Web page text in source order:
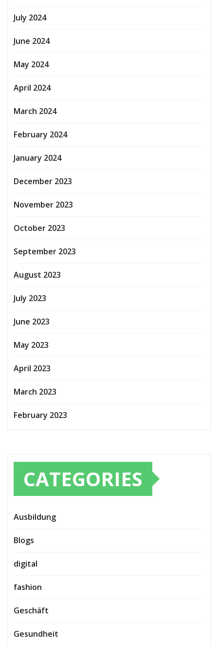
July 2024
June 2024
May 2024
April 2024
March 2024
February 2024
January 2024
December 2023
November 2023
October 2023
September 2023
August 2023
July 2023
June 2023
May 2023
April 2023
March 2023
February 2023
CATEGORIES
Ausbildung
Blogs
digital
fashion
Geschäft
Gesundheit